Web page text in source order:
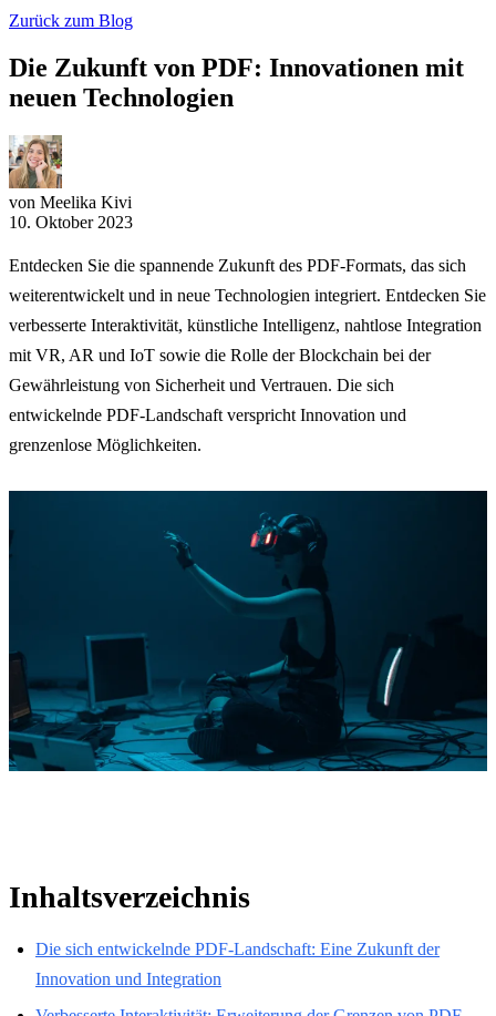
Zurück zum Blog
Die Zukunft von PDF: Innovationen mit
neuen Technologien
von Meelika Kivi
10. Oktober 2023
Entdecken Sie die spannende Zukunft des PDF-Formats, das sich
weiterentwickelt und in neue Technologien integriert. Entdecken Sie
verbesserte Interaktivität, künstliche Intelligenz, nahtlose Integration
mit VR, AR und IoT sowie die Rolle der Blockchain bei der
Gewährleistung von Sicherheit und Vertrauen. Die sich
entwickelnde PDF-Landschaft verspricht Innovation und
grenzenlose Möglichkeiten.
Inhaltsverzeichnis
Die sich entwickelnde PDF-Landschaft: Eine Zukunft der
Innovation und Integration